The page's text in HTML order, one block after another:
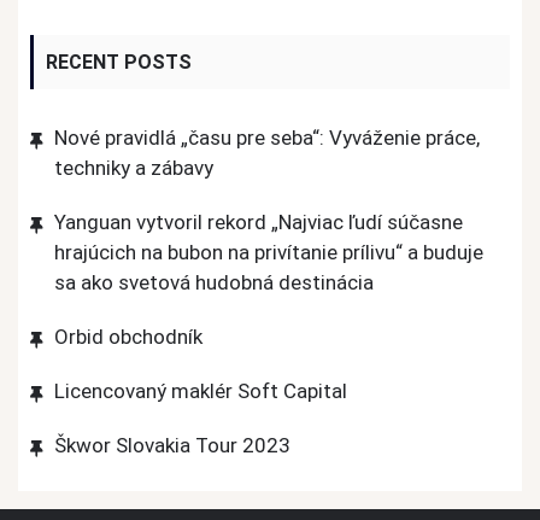
RECENT POSTS
Nové pravidlá „času pre seba“: Vyváženie práce,
techniky a zábavy
Yanguan vytvoril rekord „Najviac ľudí súčasne
hrajúcich na bubon na privítanie prílivu“ a buduje
sa ako svetová hudobná destinácia
Orbid obchodník
Licencovaný maklér Soft Capital
Škwor Slovakia Tour 2023